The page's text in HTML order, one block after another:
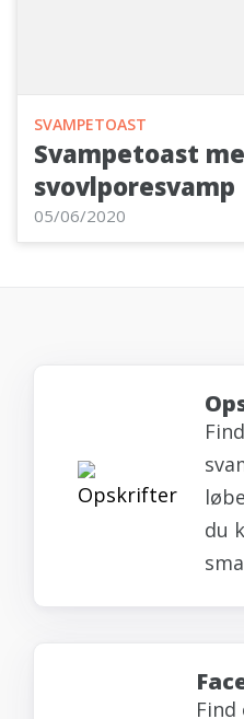
SVAMPETOAST
Svampetoast
svovlporesvamp
05/06/2020
du
Find